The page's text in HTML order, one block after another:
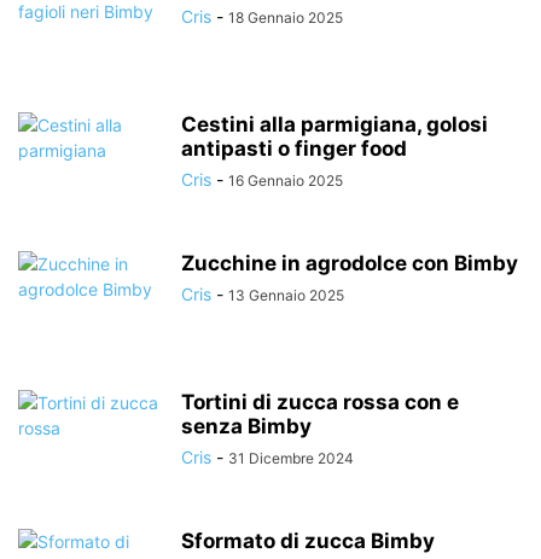
Cris - 18 Gennaio 2025
Cestini alla parmigiana, golosi
antipasti o finger food
Cris - 16 Gennaio 2025
Zucchine in agrodolce con Bimby
Cris - 13 Gennaio 2025
Tortini di zucca rossa con e
senza Bimby
Cris - 31 Dicembre 2024
Sformato di zucca Bimby